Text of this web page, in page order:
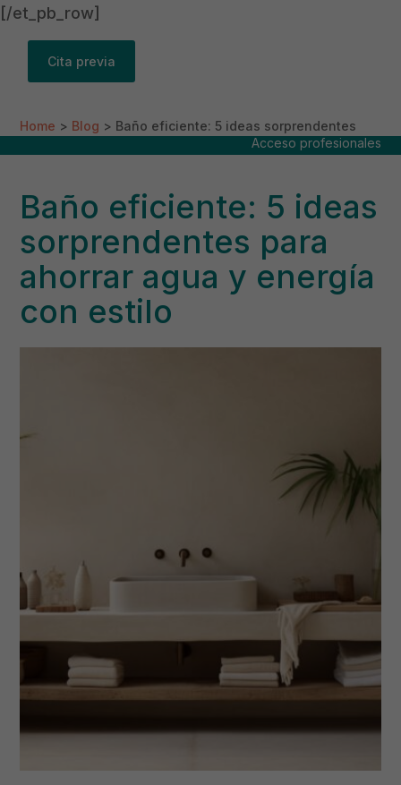
[/et_pb_row]
Cita previa
Acceso profesionales
Home > Blog > Baño eficiente: 5 ideas sorprendentes
para ahorrar agua y energía con estilo
Baño eficiente: 5 ideas
sorprendentes para
ahorrar agua y energía
con estilo